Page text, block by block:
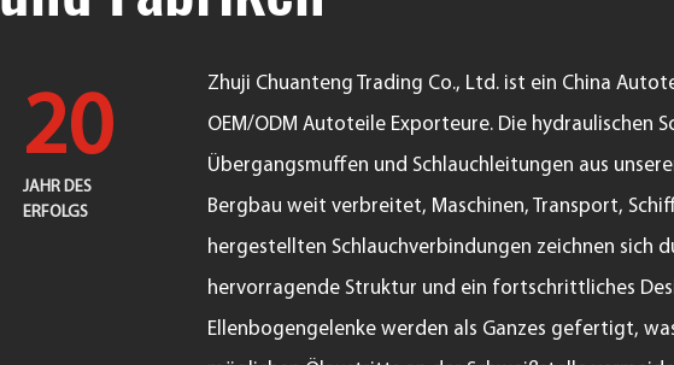
20
JAHR DES
ERFOLGS
Zhuji Chuanteng Trading Co., Ltd. ist ein China
OEM/ODM Autoteile Exporteure. Die hydraulischen
Übergangsmuffen und Schlauchleitungen aus
Bergbau weit verbreitet, Maschinen, Transport,
hergestellten Schlauchverbindungen zeichnen sich
hervorragende Struktur und ein fortschrittliches
Ellenbogengelenke werden als Ganzes gefertigt,